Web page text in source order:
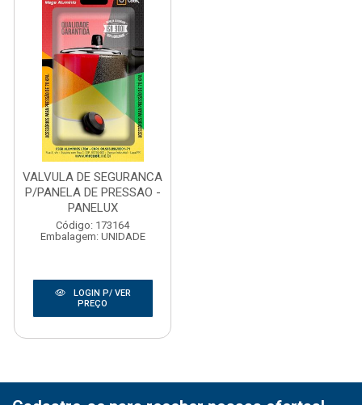
VALVULA DE SEGURANCA
P/PANELA DE PRESSAO -
PANELUX
Código: 173164
Embalagem: UNIDADE
LOGIN P/ VER
PREÇO